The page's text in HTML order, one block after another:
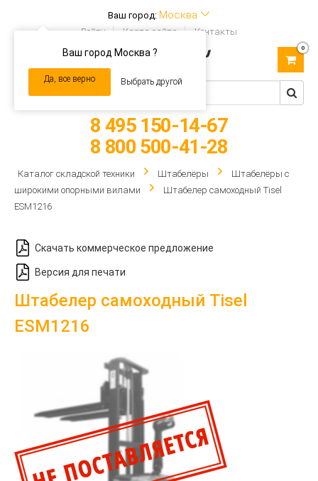
Ваш город: Москва
Ваш город Москва ?
Да, все верно Выбрать другой
Войти Карта сайта Контакты
navigation
0
8 495 150-14-67
8 800 500-41-28
Каталог складской техники Штабелёры
Штабелёры с
широкими опорными вилами
Штабелер самоходный Tisel
ESM1216
Скачать коммерческое предложение
Версия для печати
Штабелер самоходный Tisel
ESM1216